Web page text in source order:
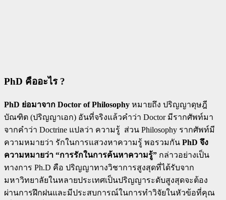
PhD คืออะไร ?
PhD ย่อมาจาก Doctor of Philosophy หมายถึง ปริญญาดุษฎี
บัณฑิต (ปริญญาเอก) อันที่จริงแล้วคำว่า Doctor มีรากศัพท์มา
จากคำว่า Doctrine แปลว่า ความรู้ ส่วน Philosophy รากศัพท์มี
ความหมายว่า รักในการแสวงหาความรู้ พอรวมกัน PhD จึง
ความหมายว่า “การรักในการค้นหาความรู้” กล่าวอย่างเป็น
ทางการ Ph.D คือ ปริญญาทางวิชาการสูงสุดที่ได้รับจาก
มหาวิทยาลัยในหลายประเทศเป็นปริญญาระดับสูงสุดจะต้อง
ผ่านการฝึกฝนและมีประสบการณ์ในการทำวิจัยในหัวข้อที่คุณ